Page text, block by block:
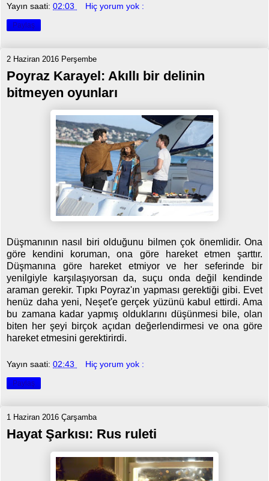
Yayın saati: 02:03 Hiç yorum yok :
Paylaş
2 Haziran 2016 Perşembe
Poyraz Karayel: Akıllı bir delinin
bitmeyen oyunları
Düşmanının nasıl biri olduğunu bilmen çok önemlidir. Ona
göre kendini koruman, ona göre hareket etmen şarttır.
Düşmanına göre hareket etmiyor ve her seferinde bir
yenilgiyle karşılaşıyorsan da, suçu onda değil kendinde
araman gerekir. Tıpkı Poyraz'ın yapması gerektiği gibi. Evet
henüz daha yeni, Neşet'e gerçek yüzünü kabul ettirdi. Ama
bu zamana kadar yapmış olduklarını düşünmesi bile, olan
biten her şeyi birçok açıdan değerlendirmesi ve ona göre
hareket etmesini gerektirirdi.
Yayın saati: 02:43 Hiç yorum yok :
Paylaş
1 Haziran 2016 Çarşamba
Hayat Şarkısı: Rus ruleti